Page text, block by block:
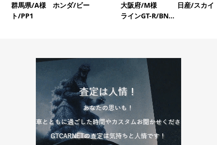
群馬県/A様 ホンダ/ビー
ト/PP1
大阪府/M様 日産/スカイ
ラインGT-R/BN...